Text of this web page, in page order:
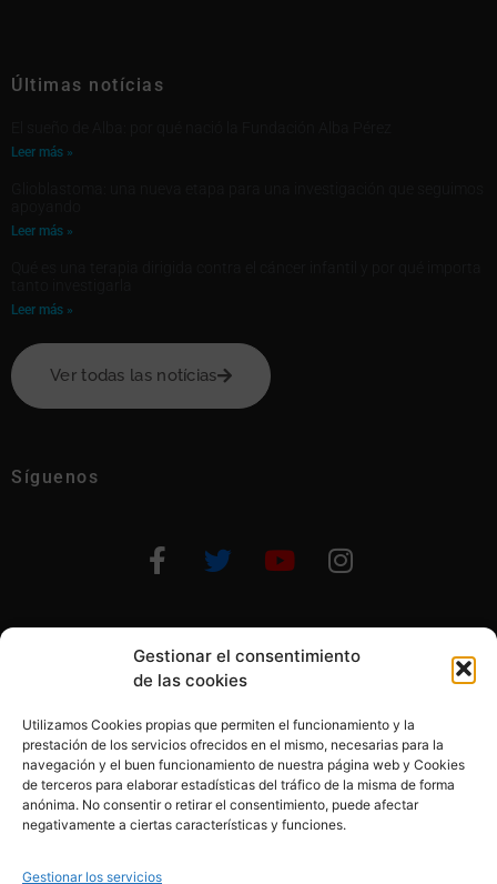
Gestionar el consentimiento
de las cookies
Utilizamos Cookies propias que permiten el funcionamiento y la
prestación de los servicios ofrecidos en el mismo, necesarias para la
navegación y el buen funcionamiento de nuestra página web y Cookies
de terceros para elaborar estadísticas del tráfico de la misma de forma
anónima. No consentir o retirar el consentimiento, puede afectar
negativamente a ciertas características y funciones.
Gestionar los servicios
Últimas notícias
Leer más »
Leer más »
Leer más »
Ver todas las notícias
Síguenos
Otras formas de ayudar
© 2020, Fundación Alba Pérez. All Rights Reserved